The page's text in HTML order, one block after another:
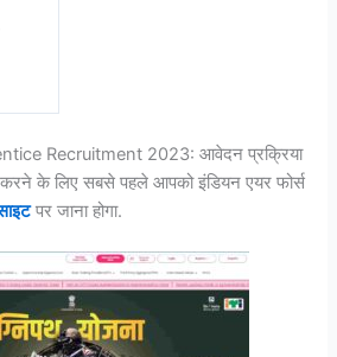
Recruitment 2023: आवेदन प्रक्रिया
के लिए सबसे पहले आपको इंडियन एयर फोर्स
पर जाना होगा.